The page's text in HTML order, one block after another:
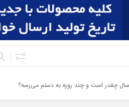
چقدر است و چند روزه به دستم می‌رسه؟